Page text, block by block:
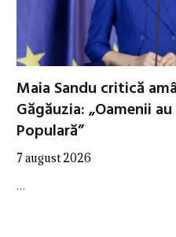
Maia Sandu critică
Găgăuzia: „Oamenii
Populară”
7 august 2026
…